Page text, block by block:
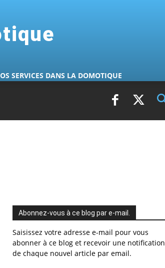
SERVICES DANS LA DOMOTIQUE
Abonnez-vous à ce blog par e-mail.
Saisissez votre adresse e-mail pour vous
abonner à ce blog et recevoir une notification
de chaque nouvel article par email.